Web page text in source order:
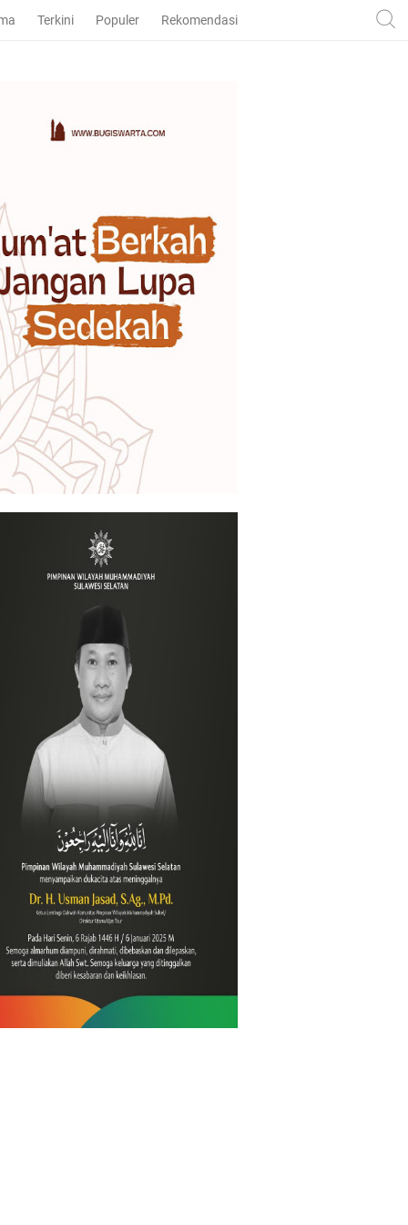
Terkini Populer Rekomendasi